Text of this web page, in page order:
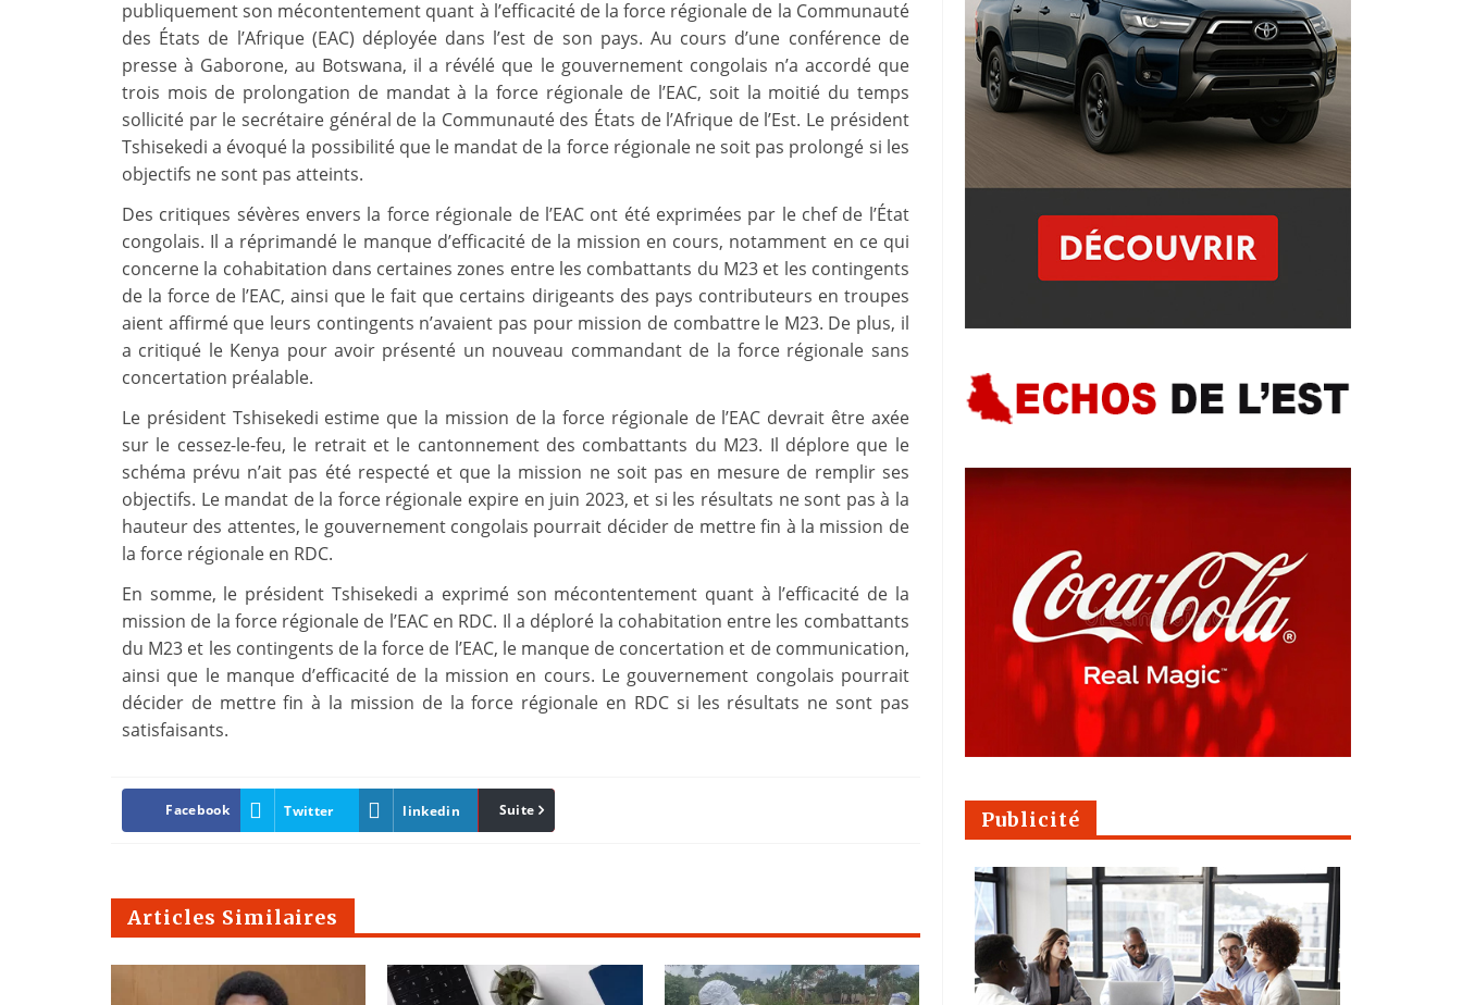
publiquement son mécontentement quant à l’efficacité de la force régionale de la Communauté
des États de l’Afrique (EAC) déployée dans l’est de son pays. Au cours d’une conférence de
presse à Gaborone, au Botswana, il a révélé que le gouvernement congolais n’a accordé que
trois mois de prolongation de mandat à la force régionale de l’EAC, soit la moitié du temps
sollicité par le secrétaire général de la Communauté des États de l’Afrique de l’Est. Le président
Tshisekedi a évoqué la possibilité que le mandat de la force régionale ne soit pas prolongé si les
objectifs ne sont pas atteints.
Des critiques sévères envers la force régionale de l’EAC ont été exprimées par le chef de l’État
congolais. Il a réprimandé le manque d’efficacité de la mission en cours, notamment en ce qui
concerne la cohabitation dans certaines zones entre les combattants du M23 et les contingents
de la force de l’EAC, ainsi que le fait que certains dirigeants des pays contributeurs en troupes
aient affirmé que leurs contingents n’avaient pas pour mission de combattre le M23. De plus, il
a critiqué le Kenya pour avoir présenté un nouveau commandant de la force régionale sans
concertation préalable.
Le président Tshisekedi estime que la mission de la force régionale de l’EAC devrait être axée
sur le cessez-le-feu, le retrait et le cantonnement des combattants du M23. Il déplore que le
schéma prévu n’ait pas été respecté et que la mission ne soit pas en mesure de remplir ses
objectifs. Le mandat de la force régionale expire en juin 2023, et si les résultats ne sont pas à la
hauteur des attentes, le gouvernement congolais pourrait décider de mettre fin à la mission de
la force régionale en RDC.
En somme, le président Tshisekedi a exprimé son mécontentement quant à l’efficacité de la
mission de la force régionale de l’EAC en RDC. Il a déploré la cohabitation entre les combattants
du M23 et les contingents de la force de l’EAC, le manque de concertation et de communication,
ainsi que le manque d’efficacité de la mission en cours. Le gouvernement congolais pourrait
décider de mettre fin à la mission de la force régionale en RDC si les résultats ne sont pas
satisfaisants.
Facebook Twitter linkedin Pinterest
Suite
Articles Similaires
Publicité